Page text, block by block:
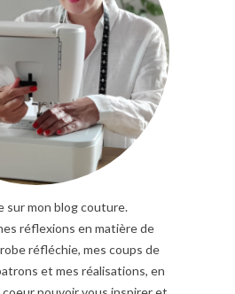
sur mon blog couture.
réflexions en matière de
réfléchie, mes coups de
et mes réalisations, en